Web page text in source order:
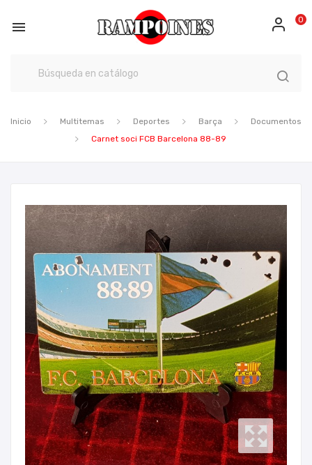
 0
Inicio Multitemas Deportes Barça
Documentos
Carnet soci FCB Barcelona 88-89